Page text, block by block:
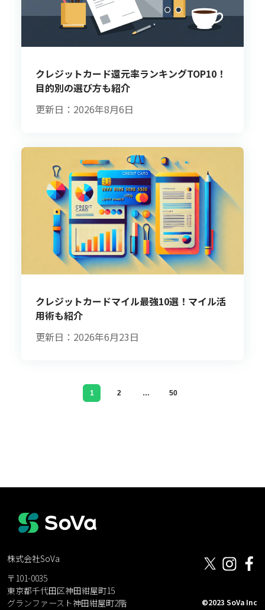
クレジットカード還元率ランキングTOP10！
目的別の選び方も紹介
更新日：2026年8月6日
クレジットカードマイル最強10選！マイル活
用術も紹介
更新日：2026年6月23日
1 2 … 50
株式会社SoVa
〒101-0035
東京都千代田区神田紺屋町15
グランファースト神田紺屋町2階
©2023 SoVa Inc